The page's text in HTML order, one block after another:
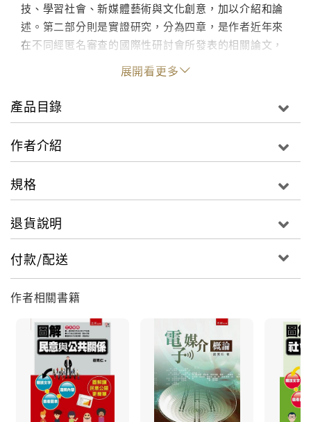
技、學習社會、新媒體藝術與文化創意，加以介紹和論
述。第二部分則是實證研究，分為四章，是作者近年來
在不同經匿名審查的國際性研討會所發表的相關論文，
內容豐富、嚴謹。讀者可細讀第一部分理論的闡釋內
容，再對照第二部分實證案例的推理與驗算，如此安
排，不但可對新媒體的理論予以融會貫通，還可以將新
媒體運用在我們生活周遭的事與物，可謂一舉多得矣！
展開看更多
產品目錄
作者介紹
規格
退貨說明
付款/配送
作者相關書籍